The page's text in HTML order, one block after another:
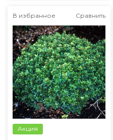
В избранное Сравнить
Акция